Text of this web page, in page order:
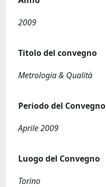
2009
Titolo del convegno
Metrologia & Qualità
Periodo del Convegno
Aprile 2009
Luogo del Convegno
Torino